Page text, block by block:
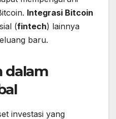
Integrasi Bitcoin
(fintech) lainnya
baru.
dalam
investasi yang